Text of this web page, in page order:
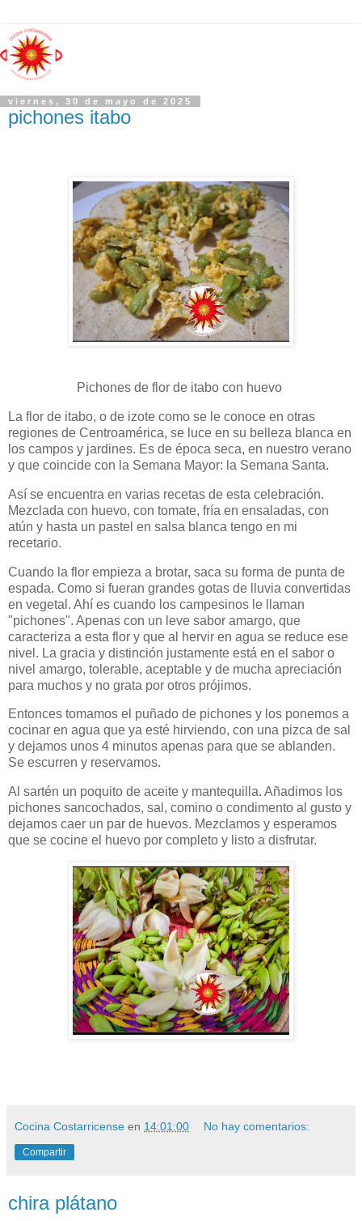
viernes, 30 de mayo de 2025
pichones itabo
Pichones de flor de itabo con huevo
La flor de itabo, o de izote como se le conoce en otras
regiones de Centroamérica, se luce en su belleza blanca en
los campos y jardines. Es de época seca, en nuestro verano
y que coincide con la Semana Mayor: la Semana Santa.
Así se encuentra en varias recetas de esta celebración.
Mezclada con huevo, con tomate, fría en ensaladas, con
atún y hasta un pastel en salsa blanca tengo en mi
recetario.
Cuando la flor empieza a brotar, saca su forma de punta de
espada. Como si fueran grandes gotas de lluvia convertidas
en vegetal. Ahí es cuando los campesinos le llaman
"pichones". Apenas con un leve sabor amargo, que
caracteriza a esta flor y que al hervir en agua se reduce ese
nivel. La gracia y distinción justamente está en el sabor o
nivel amargo, tolerable, aceptable y de mucha apreciación
para muchos y no grata por otros prójimos.
Entonces tomamos el puñado de pichones y los ponemos a
cocinar en agua que ya esté hirviendo, con una pizca de sal
y dejamos unos 4 minutos apenas para que se ablanden.
Se escurren y reservamos.
Al sartén un poquito de aceite y mantequilla. Añadimos los
pichones sancochados, sal, comino o condimento al gusto y
dejamos caer un par de huevos. Mezclamos y esperamos
que se cocine el huevo por completo y listo a disfrutar.
Cocina Costarricense en 14:01:00 No hay comentarios:
Compartir
chira plátano